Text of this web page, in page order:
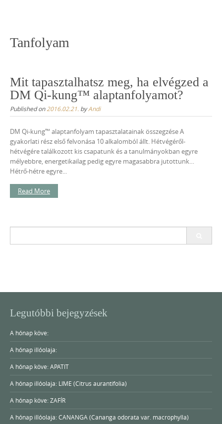
Tanfolyam
Mit tapasztalhatsz meg, ha elvégzed a
DM Qi-kung™ alaptanfolyamot?
Published on2016.02.21. byAndi
DM Qi-kung™ alaptanfolyam tapasztalatainak összegzése A
gyakorlati rész első felvonása 10 alkalomból állt. Hétvégéről-
hétvégére találkozott kis csapatunk és a tanulmányokban egyre
mélyebbre, energetikailag pedig egyre magasabbra jutottunk…
Hétrő-hétre egyre...
Read More
Legutóbbi bejegyzések
A hónap köve:
A hónap illóolaja:
A hónap köve: APATIT
A hónap illóolaja: LIME (Citrus aurantifolia)
A hónap köve: ZAFÍR
A hónap illóolaja: CANANGA (Cananga odorata var. macrophylla)